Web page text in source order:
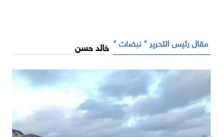
مقال رئيس التحرير " نبضات " خالد حسن